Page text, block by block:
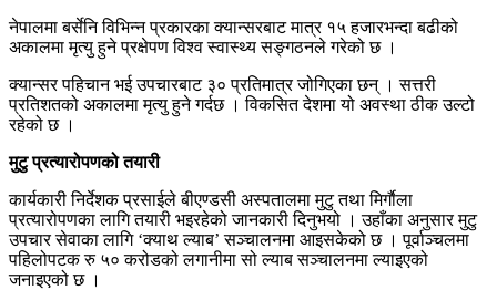
नेपालमा बर्सेनि विभिन्न प्रकारका क्यान्सरबाट मात्र १५ हजारभन्दा बढीको
अकालमा मृत्यु हुने प्रक्षेपण विश्व स्वास्थ्य सङ्गठनले गरेको छ ।
क्यान्सर पहिचान भई उपचारबाट ३० प्रतिमात्र जोगिएका छन् । सत्तरी
प्रतिशतको अकालमा मृत्यु हुने गर्दछ । विकसित देशमा यो अवस्था ठीक उल्टो
रहेको छ ।
मुटु प्रत्यारोपणको तयारी
कार्यकारी निर्देशक प्रसाईले बीएण्डसी अस्पतालमा मुटु तथा मिर्गाैला
प्रत्यारोपणका लागि तयारी भइरहेको जानकारी दिनुभयो । उहाँका अनुसार मुटु
उपचार सेवाका लागि ‘क्याथ ल्याब’ सञ्चालनमा आइसकेको छ । पूर्वाञ्चलमा
पहिलोपटक रु ५० करोडको लगानीमा सो ल्याब सञ्चालनमा ल्याइएको
जनाइएको छ ।